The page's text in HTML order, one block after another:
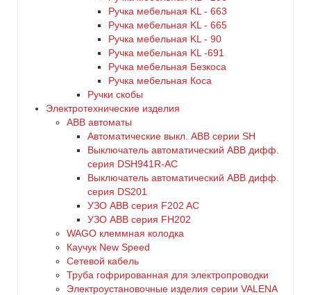
Ручка мебельная KL - 663
Ручка мебельная KL - 665
Ручка мебельная KL - 90
Ручка мебельная KL -691
Ручка мебельная Безкоса
Ручка мебельная Коса
Ручки скобы
Электротехнические изделия
ABB автоматы
Автоматические выкл. ABB серии SH
Выключатель автоматический ABB дифф.
серия DSH941R-AC
Выключатель автоматический АВВ дифф.
серия DS201
УЗО ABB серия F202 AC
УЗО АВВ серия FH202
WAGO клеммная колодка
Каучук New Speed
Сетевой кабель
Труба гофрированная для электропроводки
Электроустановочные изделия серии VALENA